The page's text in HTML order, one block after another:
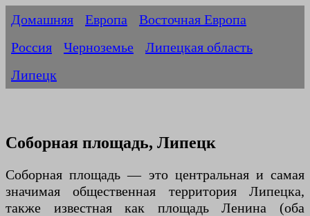
Домашняя Европа
Восточная Европа
Россия
Черноземье
Липецкая область
Липецк
Соборная площадь, Липецк
Соборная площадь — это центральная и самая
значимая общественная территория Липецка,
также известная как площадь Ленина (оба